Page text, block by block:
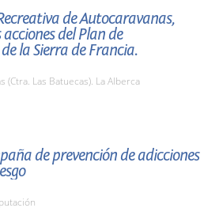
de Autocaravanas,
del Plan de
la Sierra de Francia.
(Ctra. Las Batuecas). La Alberca
de prevención de adicciones